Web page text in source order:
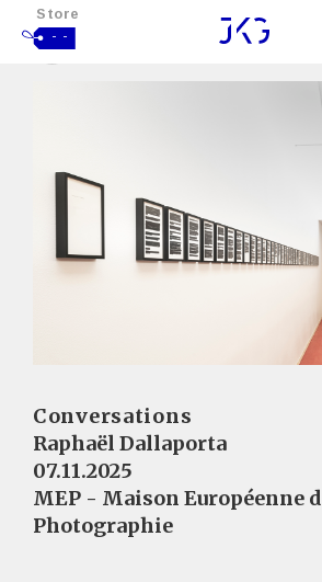
Store
- -
Conversations
Raphaël Dallaporta
07.11.2025
MEP - Maison Européenne
Photographie